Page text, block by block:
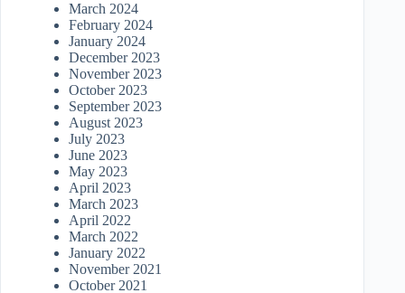
March 2024
February 2024
January 2024
December 2023
November 2023
October 2023
September 2023
August 2023
July 2023
June 2023
May 2023
April 2023
March 2023
April 2022
March 2022
January 2022
November 2021
October 2021